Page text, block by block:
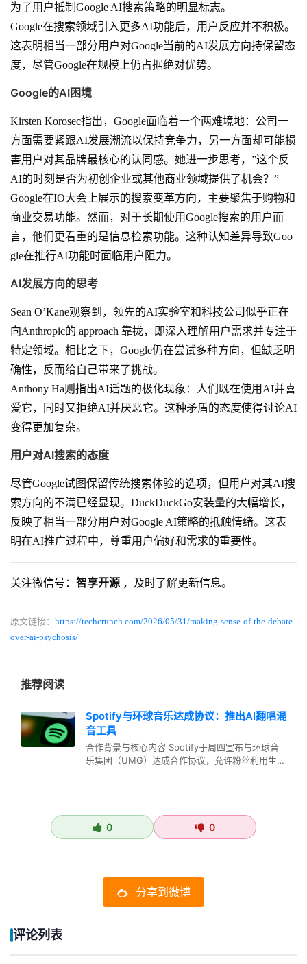
为了用户抵制Google AI搜索策略的明显标志。
Google在搜索领域引入更多AI功能后，用户反应并不积极。
这表明相当一部分用户对Google当前的AI发展方向持保留态
度，尽管Google在规模上仍占据绝对优势。
Google的AI困境
Kirsten Korosec指出，Google面临着一个两难境地：公司一
方面需要紧跟AI发展潮流以保持竞争力，另一方面却可能损
害用户对其品牌最核心的认同感。她进一步思考，”这个反
AI的时刻是否为初创企业或其他商业领域提供了机会？”
Google在IO大会上展示的搜索变革方向，主要聚焦于购物和
商业交易功能。然而，对于长期使用Google搜索的用户而
言，他们更看重的是信息检索功能。这种认知差异导致Goo
gle在推行AI功能时面临用户阻力。
AI发展方向的思考
Sean O’Kane观察到，领先的AI实验室和科技公司似乎正在
向Anthropic的 approach 靠拢，即深入理解用户需求并专注于
特定领域。相比之下，Google仍在尝试多种方向，但缺乏明
确性，反而给自己带来了挑战。
Anthony Ha则指出AI话题的极化现象：人们既在使用AI并喜
爱它，同时又拒绝AI并厌恶它。这种矛盾的态度使得讨论AI
变得更加复杂。
用户对AI搜索的态度
尽管Google试图保留传统搜索体验的选项，但用户对其AI搜
索方向的不满已经显现。DuckDuckGo安装量的大幅增长，
反映了相当一部分用户对Google AI策略的抵触情绪。这表
明在AI推广过程中，尊重用户偏好和需求的重要性。
关注微信号： 智享开源 ，及时了解更新信息。
原文链接： https://techcrunch.com/2026/05/31/making-sense-of-the-debate-
over-ai-psychosis/
推荐阅读
Spotify与环球音乐达成协议：推出AI翻唱混
音工具
合作背景与核心内容 Spotify于周四宣布与环球音
乐集团（UMG）达成合作协议，允许粉丝利用生成
0 0
分享到微博
评论列表